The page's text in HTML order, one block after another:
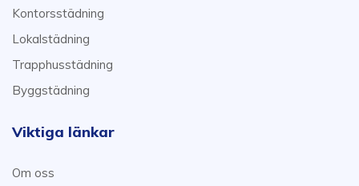
Kontorsstädning
Lokalstädning
Trapphusstädning
Byggstädning
Viktiga länkar
Om oss